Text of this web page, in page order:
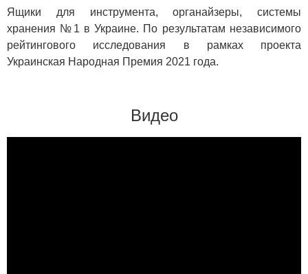
Ящики для инструмента, органайзеры, системы
хранения №1 в Украине. По результатам независимого
рейтингового исследования в рамках проекта
Украинская Народная Премия 2021 года.
Видео